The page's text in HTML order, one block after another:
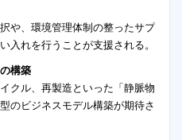
や、環境管理体制の整ったサプ
入れを行うことが支援される。
構築
クル、再製造といった「静脈物
のビジネスモデル構築が期待さ